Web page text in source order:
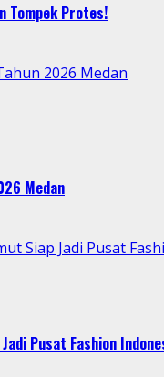
Tompek Protes!
2026 Medan
Medan
Siap Jadi Pusat
Pusat Fashion